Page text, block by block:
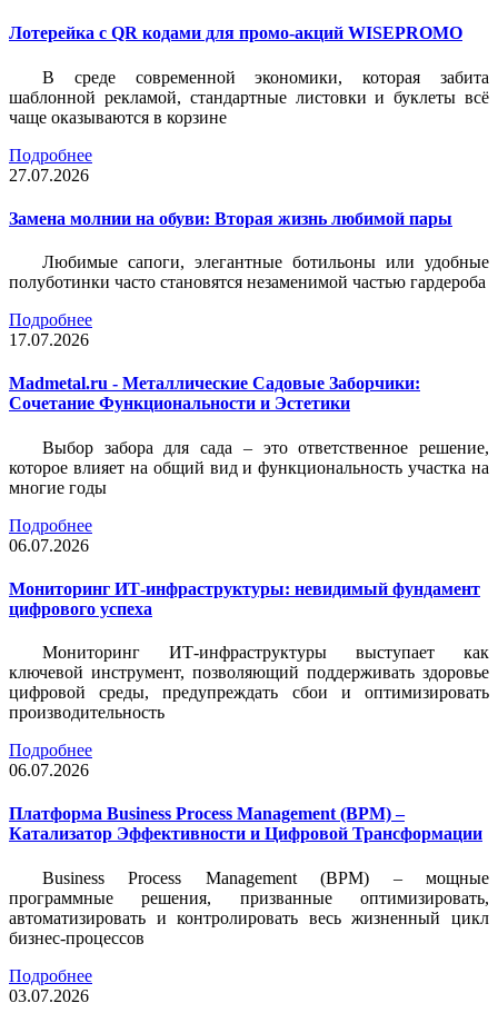
Лотерейка c QR кодами для промо-акций WISEPROMO
В среде современной экономики, которая забита
шаблонной рекламой, стандартные листовки и буклеты всё
чаще оказываются в корзине
Подробнее
27.07.2026
Замена молнии на обуви: Вторая жизнь любимой пары
Любимые сапоги, элегантные ботильоны или удобные
полуботинки часто становятся незаменимой частью гардероба
Подробнее
17.07.2026
Madmetal.ru - Металлические Садовые Заборчики:
Сочетание Функциональности и Эстетики
Выбор забора для сада – это ответственное решение,
которое влияет на общий вид и функциональность участка на
многие годы
Подробнее
06.07.2026
Мониторинг ИТ-инфраструктуры: невидимый фундамент
цифрового успеха
Мониторинг ИТ-инфраструктуры выступает как
ключевой инструмент, позволяющий поддерживать здоровье
цифровой среды, предупреждать сбои и оптимизировать
производительность
Подробнее
06.07.2026
Платформа Business Process Management (BPM) –
Катализатор Эффективности и Цифровой Трансформации
Business Process Management (BPM) – мощные
программные решения, призванные оптимизировать,
автоматизировать и контролировать весь жизненный цикл
бизнес-процессов
Подробнее
03.07.2026